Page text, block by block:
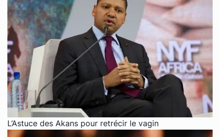
L’Astuce des Akans pour retrécir le vagin